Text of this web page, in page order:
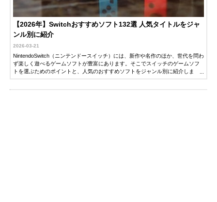
【2026年】Switchおすすめソフト132選 人気タイトルをジャ
ンル別に紹介
2026-03-21
NintendoSwitch（ニンテンドースイッチ）には、新作や名作のほか、世代を問わ
ず楽しく遊べるゲームソフトが豊富にあります。そこでスイッチのゲームソフ
トを選ぶためのポイントと、人気のおすすめソフトをジャンル別に紹介しま